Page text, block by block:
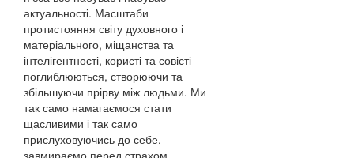
актуальності. Масштаби
протистояння світу духовного і
матеріального, міщанства та
інтелігентності, користі та совісті
поглиблюються, створюючи та
збільшуючи прірву між людьми. Ми
так само намагаємося стати
щасливими і так само
прислуховуючись до себе,
завмираємо перед страхом